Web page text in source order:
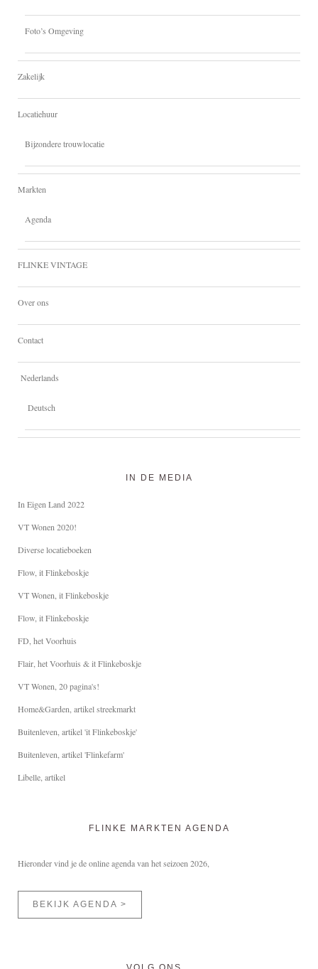
Foto’s Omgeving
Zakelijk
Locatiehuur
Bijzondere trouwlocatie
Markten
Agenda
FLINKE VINTAGE
Over ons
Contact
Nederlands
Deutsch
IN DE MEDIA
In Eigen Land 2022
VT Wonen 2020!
Diverse locatieboeken
Flow, it Flinkeboskje
VT Wonen, it Flinkeboskje
Flow, it Flinkeboskje
FD, het Voorhuis
Flair, het Voorhuis & it Flinkeboskje
VT Wonen, 20 pagina's!
Home&Garden, artikel streekmarkt
Buitenleven, artikel 'it Flinkeboskje'
Buitenleven, artikel 'Flinkefarm'
Libelle, artikel
FLINKE MARKTEN AGENDA
Hieronder vind je de online agenda van het seizoen 2026,
BEKIJK AGENDA >